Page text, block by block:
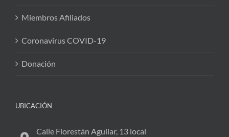
Miembros Afiliados
Coronavirus COVID-19
Donación
UBICACIÓN
Calle Florestán Aguilar, 13 local